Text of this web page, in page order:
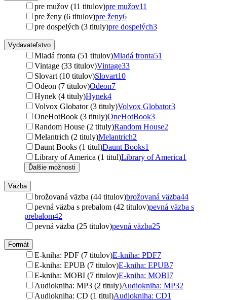
pre mužov (11 titulov)pre mužov11
pre ženy (6 titulov)pre ženy6
pre dospelých (3 tituly)pre dospelých3
Vydavateľstvo
Mladá fronta (51 titulov)Mladá fronta51
Vintage (33 titulov)Vintage33
Slovart (10 titulov)Slovart10
Odeon (7 titulov)Odeon7
Hynek (4 tituly)Hynek4
Volvox Globator (3 tituly)Volvox Globator3
OneHotBook (3 tituly)OneHotBook3
Random House (2 tituly)Random House2
Melantrich (2 tituly)Melantrich2
Daunt Books (1 titul)Daunt Books1
Library of America (1 titul)Library of America1
Ďalšie možnosti
Väzba
brožovaná väzba (44 titulov)brožovaná väzba44
pevná väzba s prebalom (42 titulov)pevná väzba s
prebalom42
pevná väzba (25 titulov)pevná väzba25
Formát
E-kniha: PDF (7 titulov)E-kniha: PDF7
E-kniha: EPUB (7 titulov)E-kniha: EPUB7
E-kniha: MOBI (7 titulov)E-kniha: MOBI7
Audiokniha: MP3 (2 tituly)Audiokniha: MP32
Audiokniha: CD (1 titul)Audiokniha: CD1